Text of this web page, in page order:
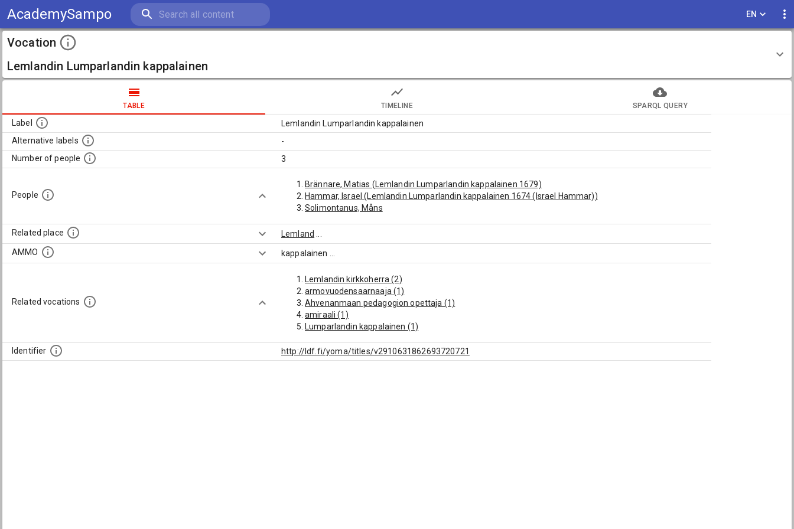
AcademySampo EN
Vocation
Lemlandin Lumparlandin kappalainen
TABLE TIMELINE SPARQL QUERY
Label
Lemlandin Lumparlandin kappalainen
Alternative labels
-
Number of people
3
People
Brännare, Matias (Lemlandin Lumparlandin kappalainen 1679)
Hammar, Israel (Lemlandin Lumparlandin kappalainen 1674 (Israel Hammar))
Solimontanus, Måns
Related place Lemland
AMMO
kappalainen
Related vocations
Lemlandin kirkkoherra (2)
armovuodensaarnaaja (1)
Ahvenanmaan pedagogion opettaja (1)
amiraali (1)
Lumparlandin kappalainen (1)
Identifier http://ldf.fi/yoma/titles/v2910631862693720721